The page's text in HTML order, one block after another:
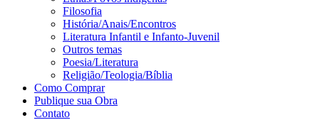
Filosofia
História/Anais/Encontros
Literatura Infantil e Infanto-Juvenil
Outros temas
Poesia/Literatura
Religião/Teologia/Bíblia
Como Comprar
Publique sua Obra
Contato